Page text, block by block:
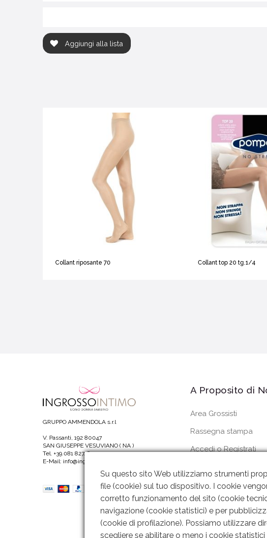
Aggiungi alla lista
Collant riposante 70 Collant top 20 tg.1/4
GRUPPO AMMENDOLA s.r.l
V. Passanti, 192 80047
SAN GIUSEPPE VESUVIANO ( NA )
Tel. +39.081 8274820
E-Mail: info@ingrossointimoitalia.it
A Proposito di
Area Grossisti
Rassegna stampa
Accedi o Registrati
Su questo sito Web utilizziamo strumenti
file (cookie) sul tuo dispositivo. I cookie
corretto funzionamento del sito (cookie
navigazione (cookie statistici) e per
(cookie di profilazione). Possiamo utilizzare
scegliere se abilitare o meno i cookie statistici